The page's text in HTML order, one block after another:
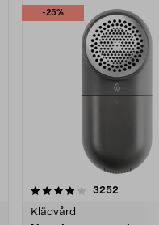
-25%
3252
Klädvård
4.5av 5 stjärnor